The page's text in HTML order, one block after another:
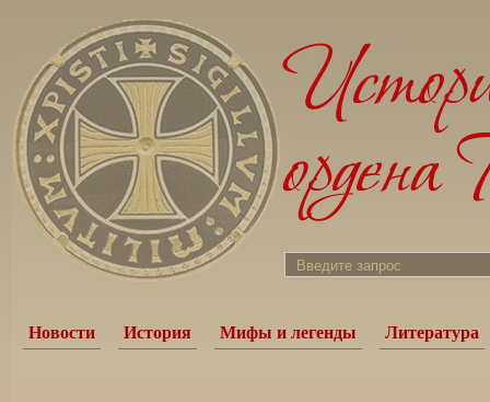
Новости История Мифы и легенды Литература